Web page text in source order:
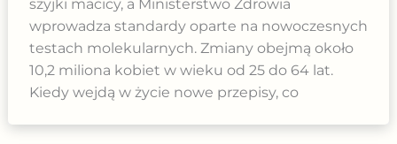
szyjki macicy, a Ministerstwo Zdrowia
wprowadza standardy oparte na nowoczesnych
testach molekularnych. Zmiany obejmą około
10,2 miliona kobiet w wieku od 25 do 64 lat.
Kiedy wejdą w życie nowe przepisy, co